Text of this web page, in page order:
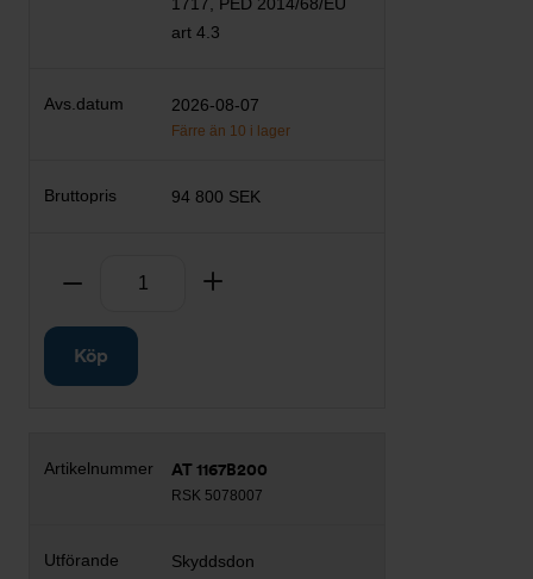
art 4.3
2026-08-07
Färre än 10 i lager
94 800 SEK
Ta bort
Köp
AT 1167B200
RSK 5078007
Skyddsdon